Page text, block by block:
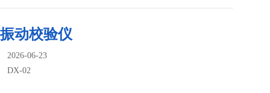
动校验仪
2026-06-23
DX-02